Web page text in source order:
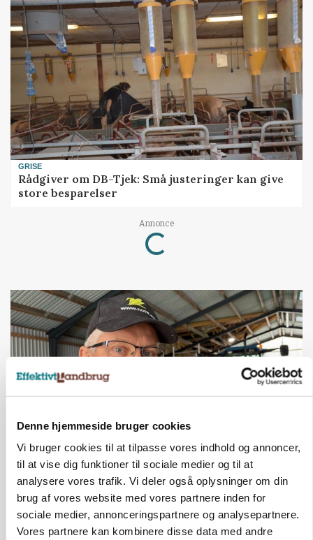
Denne hjemmeside bruger cookies
Vi bruger cookies til at tilpasse vores indhold og annoncer,
til at vise dig funktioner til sociale medier og til at
analysere vores trafik. Vi deler også oplysninger om din
brug af vores website med vores partnere inden for
sociale medier, annonceringspartnere og analysepartnere.
Vores partnere kan kombinere disse data med andre
GRISE
Rådgiver om DB-Tjek: Små justeringer kan give
store besparelser
Annonce
Loading...
POLITIK
»Nu stopper I«: Landbrugsdebattør og
protestgruppe vil demonstrere mod ny
gødskningslov
Annonce